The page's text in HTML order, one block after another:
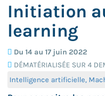
Initiation
learning
Du 14 au 17 juin 2022
DÉMATÉRIALISÉE SUR 4
Intelligence artificielle,